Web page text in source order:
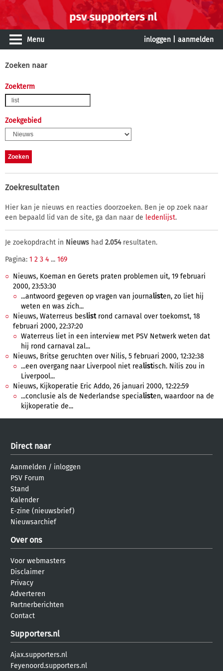
Menu inloggen aanmelden
Zoeken naar
Zoekterm
Zoekgebied
Zoekresultaten
Hier kan je nieuws en reacties doorzoeken. Ben je op zoek naar
een bepaald lid van de site, ga dan naar de ledenlijst.
Je zoekopdracht in Nieuws had 2.054resultaten.
Pagina: 1 2 3 4 ... 169
Nieuws, Koeman en Gerets praten problemen uit, 19 februari
2000, 23:53:30
...antwoord gegeven op vragen van journalisten, zo liet hij
weten en was zich...
Nieuws, Waterreus beslistrond carnaval over toekomst, 18
februari 2000, 22:37:20
Waterreus liet in een interview met PSV Netwerk weten dat
hij rond carnaval zal...
Nieuws, Britse geruchten over Nilis, 5 februari 2000, 12:32:38
...een overgang naar Liverpool niet realistisch. Nilis zou in
Liverpool...
Nieuws, Kijkoperatie Eric Addo, 26 januari 2000, 12:22:59
...conclusie als de Nederlandse specialisten, waardoor na de
kijkoperatie de...
Direct naar
Aanmelden / inloggen
PSV Forum
Stand
Kalender
E-zine (nieuwsbrief)
Nieuwsarchief
Over ons
Voor webmasters
Disclaimer
Privacy
Adverteren
Partnerberichten
Contact
Supporters.nl
Ajax.supporters.nl
Feyenoord.supporters.nl